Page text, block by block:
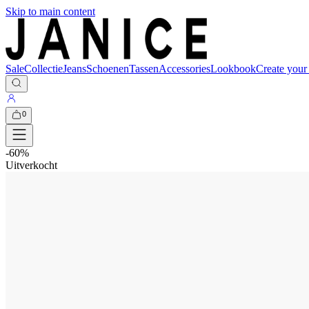
Skip to main content
SaleCollectieJeansSchoenenTassenAccessoriesLookbookCreate
0
-60%
Uitverkocht